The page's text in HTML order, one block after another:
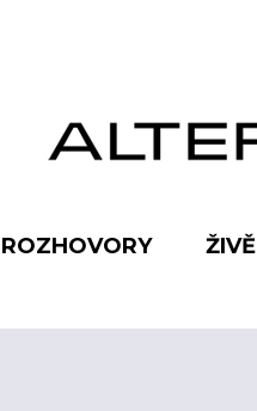
ROZHOVORY ŽIVĚ